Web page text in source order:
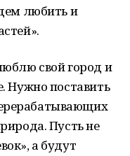
любить и
свой город и
Нужно поставить
Пусть не
а будут